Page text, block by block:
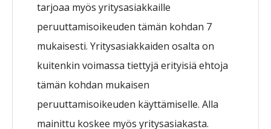
tarjoaa myös yritysasiakkaille
peruuttamisoikeuden tämän kohdan 7
mukaisesti. Yritysasiakkaiden osalta on
kuitenkin voimassa tiettyjä erityisiä ehtoja
tämän kohdan mukaisen
peruuttamisoikeuden käyttämiselle. Alla
mainittu koskee myös yritysasiakasta.